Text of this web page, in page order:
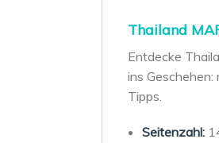
Thailand
Entdecke
ins
Tipps.
Seitenzahl: